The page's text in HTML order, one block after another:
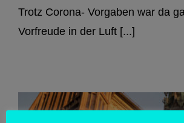
Trotz Corona- Vorgaben war da
Vorfreude in der Luft [...]